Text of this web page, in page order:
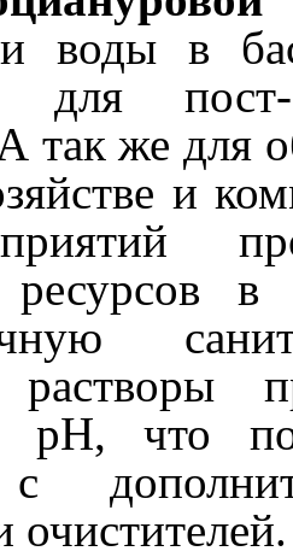
воды в
для пост-
так же для
и
в
растворы
рН, что
с
очистителей.